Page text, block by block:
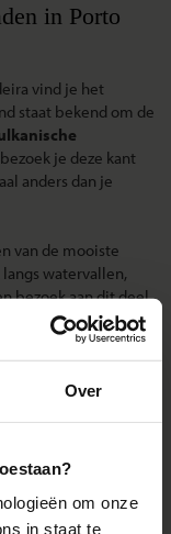
Over
om onze
in staat te
in Porto
vind je het
staat bekend om de
je deze kant
anders dan je
van de mooiste
watervallen,
bezoek aan dit deel
Moniz kun je een
of langs de